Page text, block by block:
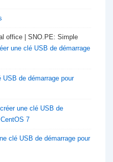
office | SNO.PE: Simple
une clé USB de démarrage
de démarrage pour
une clé USB de
7
clé USB de démarrage pour